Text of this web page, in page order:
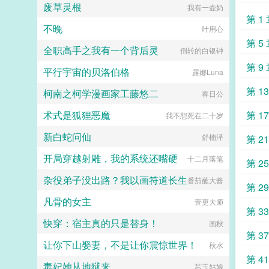
第 1
第 5
第 9
第
第
第
第
第
第
第
第
只将他的养子当亲子培养。奈何这养
耶律青野只能将人送回长安，让他去
说，他的养子，在长安，给人，当，
人一口气养了三个，他的养子是最不
天了？爹系猛男北定王26x活泼明媚
好看基友文我那陛下柔弱不能自理by
女，生得夭桃秾李，偏偏生母卑微。
近七十的淮江王。苏蕴宜只能在心里
盯上了那位客居自家东苑的表哥裴七
天，偏他又是个温和端方的病美人，
蕴宜跌入裴七郎怀中，眸中含泪。表
郎临别前对她说等我。这不过是必要
泪送走裴七郎，扭头又挑了个寒门士
夜亲自帮人撑伞，而他自己半个身体
废草灵根 我有一壶奶
不晚 叶用心
全职高手之我有一个背后灵 倒转的白银钟
平行宇宙的贝洛伯格 露娜Luna
柯南之柯学漫画家工藤悠二 春日公
术式是狐狸恶魔 我不想死在二十岁
新白蛇问仙 舒楠泽
开局穿越射雕，我的系统还嘴硬 十二月落笔
杂役弟子没出路？我以画符道长生番茄蘸大酱
凡骨的女主 壹更大师
快穿：宿主真的只是替身！ 画秋
让你下山娶妻，不是让你震惊世界！ 秋水
芯玉姑娘